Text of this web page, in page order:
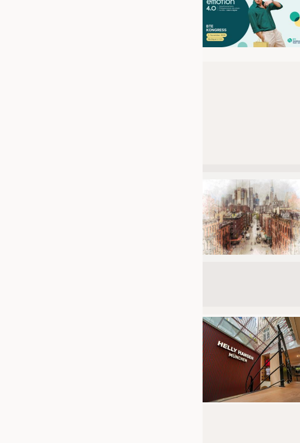
KRÜGER PERSONAL HEADHUNTING